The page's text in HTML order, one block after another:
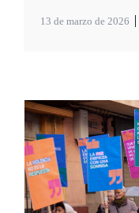
13 de marzo de 2026